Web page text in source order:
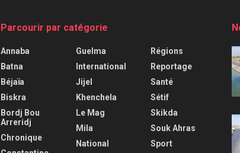
Parcourir par catégorie
Annaba
Batna
Béjaïa
Biskra
Bordj Bou
Arreridj
Chronique
Guelma
International
Jijel
Khenchela
Le Mag
Mila
National
Régions
Reportage
Santé
Sétif
Skikda
Souk Ahras
Sport